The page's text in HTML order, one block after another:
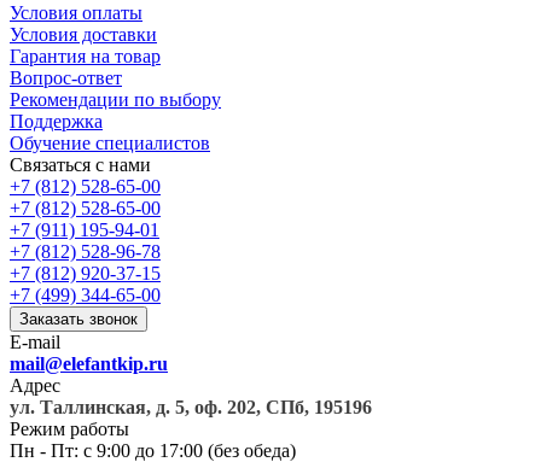
Условия оплаты
Условия доставки
Гарантия на товар
Вопрос-ответ
Рекомендации по выбору
Поддержка
Обучение специалистов
Связаться с нами
+7 (812) 528-65-00
+7 (812) 528-65-00
+7 (911) 195-94-01
+7 (812) 528-96-78
+7 (812) 920-37-15
+7 (499) 344-65-00
Заказать звонок
E-mail
mail@elefantkip.ru
Адрес
ул. Таллинская, д. 5, оф. 202, СПб, 195196
Режим работы
Пн - Пт: с 9:00 до 17:00 (без обеда)